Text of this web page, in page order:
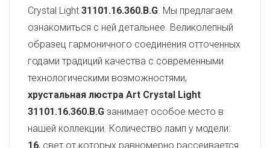
Crystal Light 31101.16.360.B.G. Мы предлагаем
ознакомиться с ней детальнее. Великолепный
образец гармоничного соединения отточенных
годами традиций качества с современными
технологическими возможностями,
хрустальная люстра Art Crystal Light
31101.16.360.B.G занимает особое место в
нашей коллекции. Количество ламп у модели:
16, свет от которых равномерно рассеивается